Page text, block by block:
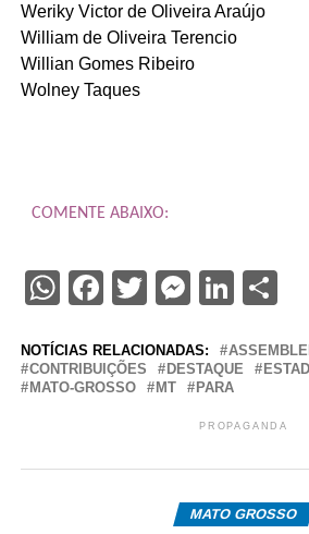
Weriky Victor de Oliveira Araújo
William de Oliveira Terencio
Willian Gomes Ribeiro
Wolney Taques
COMENTE ABAIXO:
WhatsApp
Facebook
Twitter
NOTÍCIAS RELACIONADAS:
CONTRIBUIÇÕES
DESTAQUE
MATO-GROSSO
MT PARA
PROPAGANDA
MATO GROSSO